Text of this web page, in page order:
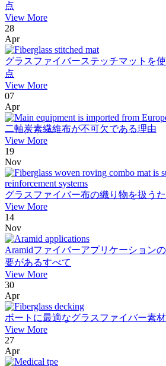
点
View More
28
Apr
グラスファイバーステッチマットを
点
View More
07
Apr
二軸炭素繊維布が不可欠である理由
View More
19
Nov
グラスファイバー布の織り物を扱う
View More
14
Nov
Aramidファイバーアプリケーション
要があるすべて
View More
30
Apr
ボートに最適なグラスファイバー素
View More
27
Apr